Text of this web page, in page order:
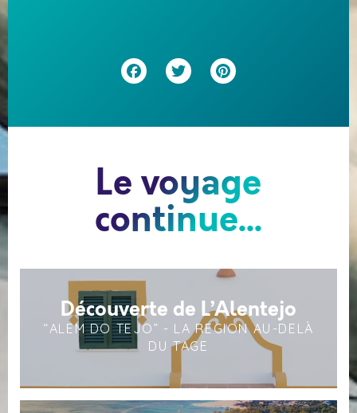
Facebook
Twitter
Le voyage
continue...
Découverte de L’Alentejo
“ALEM DO TEJO” - LA REGION AU-DELÀ
DU TAGE